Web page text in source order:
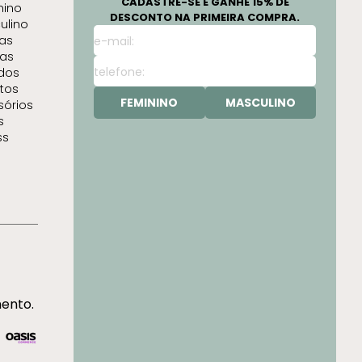
DESCONTO NA PRIMEIRA COMPRA.
FEMININO MASCULINO